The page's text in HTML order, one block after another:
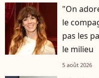
"On
le
pas les
le milieu
5 août 2026